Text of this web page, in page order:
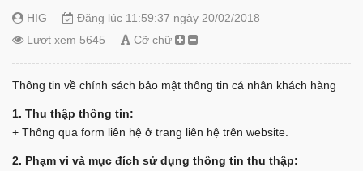
HIG
Đăng lúc 11:59:37 ngày 20/02/2018
Lượt xem 5645
Cỡ chữ
Thông tin về chính sách bảo mật thông tin cá nhân khách hàng
1. Thu thập thông tin:
+ Thông qua form liên hệ ở trang liên hệ trên website.
2. Phạm vi và mục đích sử dụng thông tin thu thập: